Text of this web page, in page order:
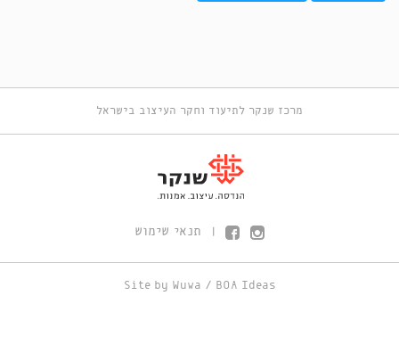
מרכז שנקר לתיעוד וחקר העיצוב בישראל
תנאי שימוש
Site by Wuwa / BOA Ideas